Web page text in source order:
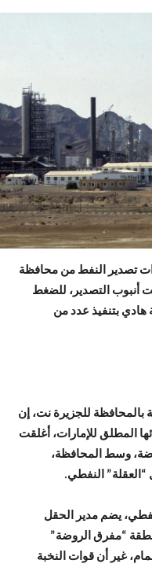
تصدير النفط من محافظة
أنبوب التصدير، للضغط
هادي بتنفيذ عدد من
للجزيرة نت، إن
المطلق للإمارات، أغلقت
وسط المحافظة،
النفطي.
يضم مدير الحقل
“مفرق الروضة”
غير أن قوات النخبة